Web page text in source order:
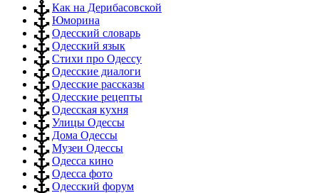
Как на Дерибасовской
Юморина
Одесский словарь
Одесский язык
Стихи про Одессу
Одесские диалоги
Одесские рассказы
Одесские рецепты
Одесская кухня
Улицы Одессы
Дома Одессы
Музеи Одессы
Одесса кино
Одесса фото
Одесский форум